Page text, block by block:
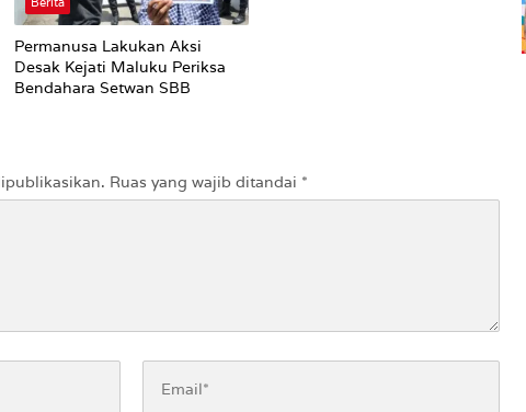
Permanusa Lakukan Aksi
Desak Kejati Maluku Periksa
Bendahara Setwan SBB
Ruas yang wajib ditandai *